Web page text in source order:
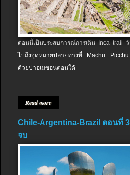
ตอนนี้เป็นประสบการณ์การเดิน Inca trail
ไปถึงจุดหมายปลายทางที่ Machu
ด้วยป่าอเมซอนตอนใต้
Read more
Chile-Argentina-Brazil ตอนที่
จบ